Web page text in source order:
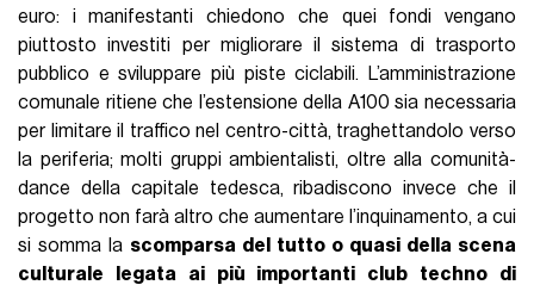
euro: i manifestanti chiedono che quei fondi vengano
piuttosto investiti per migliorare il sistema di trasporto
pubblico e sviluppare più piste ciclabili. L’amministrazione
comunale ritiene che l’estensione della A100 sia necessaria
per limitare il traffico nel centro-città, traghettandolo verso
la periferia; molti gruppi ambientalisti, oltre alla comunità-
dance della capitale tedesca, ribadiscono invece che il
progetto non farà altro che aumentare l’inquinamento, a cui
si somma la scomparsa del tutto o quasi della scena
culturale legata ai più importanti club techno di